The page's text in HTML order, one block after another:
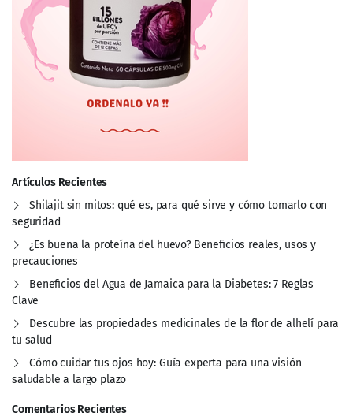
Artículos Recientes
Shilajit sin mitos: qué es, para qué sirve y cómo tomarlo con
seguridad
¿Es buena la proteína del huevo? Beneficios reales, usos y
precauciones
Beneficios del Agua de Jamaica para la Diabetes: 7 Reglas
Clave
Descubre las propiedades medicinales de la flor de alhelí para
tu salud
Cómo cuidar tus ojos hoy: Guía experta para una visión
saludable a largo plazo
Comentarios Recientes